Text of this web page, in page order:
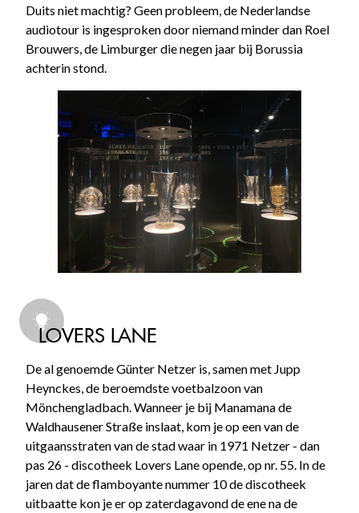
Duits niet machtig? Geen probleem, de Nederlandse
audiotour is ingesproken door niemand minder dan Roel
Brouwers, de Limburger die negen jaar bij Borussia
achterin stond.
LOVERS LANE
De al genoemde Günter Netzer is, samen met Jupp
Heynckes, de beroemdste voetbalzoon van
Mönchengladbach. Wanneer je bij Manamana de
Waldhausener Straße inslaat, kom je op een van de
uitgaansstraten van de stad waar in 1971 Netzer - dan
pas 26 - discotheek Lovers Lane opende, op nr. 55. In de
jaren dat de flamboyante nummer 10 de discotheek
uitbaatte kon je er op zaterdagavond de ene na de